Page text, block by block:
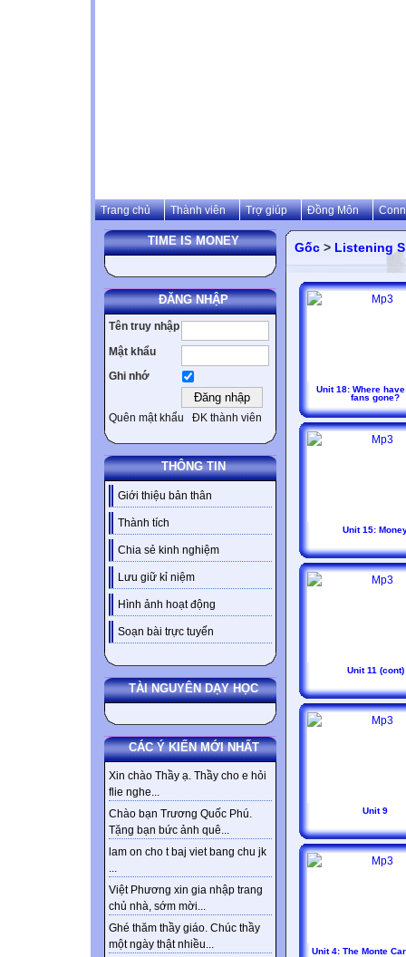
Trang chủ Thành viên Trợ giúp Đồng Môn
TIME IS MONEY
ĐĂNG NHẬP
Tên truy nhập
Mật khẩu
Ghi nhớ
Quên mật khẩu ĐK thành viên
THÔNG TIN
Giới thiệu bản thân
Thành tích
Chia sẻ kinh nghiệm
Lưu giữ kỉ niệm
Hình ảnh hoạt động
Soạn bài trực tuyến
TÀI NGUYÊN DẠY HỌC
CÁC Ý KIẾN MỚI NHẤT
Xin chào Thầy ạ. Thầy cho e hỏi
flie nghe...
Chào bạn Trương Quốc Phú.
Tặng bạn bức ảnh quê...
lam on cho t baj viet bang chu jk
...
Việt Phương xin gia nhập trang
chủ nhà, sớm mời...
Ghé thăm thầy giáo. Chúc thầy
một ngày thật nhiều...
Gốc > Listening
Unit 18: Where
fans gone?
Unit 15:
Unit 11 (cont)
Unit 9
Unit 4: The Monte